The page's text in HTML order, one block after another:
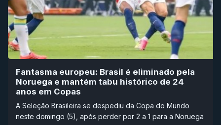
Fantasma europeu: Brasil é eliminado pela
Noruega e mantém tabu histórico de 24
anos em Copas
A Seleção Brasileira se despediu da Copa do Mundo
neste domingo (5), após perder por 2 a 1 para a Noruega